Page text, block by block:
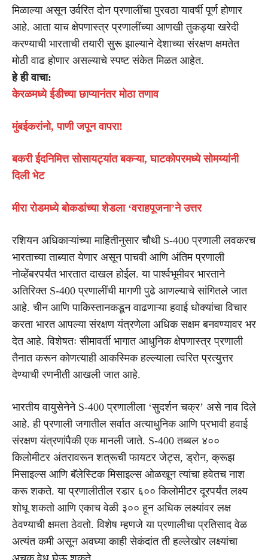
मिळाल्या असून उर्वरित दोन प्रणालींचा पुरवठा यावर्षी पूर्ण होणार
आहे. आता याच क्षेपणास्त्र प्रणालींच्या आणखी तुकड्या खरेदी
करण्याची भारताची तयारी सुरू झाल्याने देशाच्या संरक्षण क्षमतेत
मोठी वाढ होणार असल्याचे स्पष्ट संकेत मिळत आहेत.
हे ही वाचा:
केरळमध्ये ईडीच्या छाप्यानंतर मोठा तणाव
मुंबईकरांनो, पाणी जपून वापरा!
बकरी ईदनिमित्त सोसायट्यांत बकऱ्या, घाटकोपरमध्ये सोमय्यांनी
दिली भेट
मीरा रोडमध्ये बोकडांच्या शेडला ‘वराहपूजना’ने उत्तर
रशियन अधिकाऱ्यांच्या माहितीनुसार चौथी S-400 प्रणाली लवकरच
भारताच्या ताब्यात येणार असून पाचवी आणि अंतिम प्रणाली
नोव्हेंबरपर्यंत भारतात दाखल होईल. या पार्श्वभूमीवर भारताने
अतिरिक्त S-400 प्रणालींची मागणी पुढे आणल्याचे सांगितले जात
आहे. चीन आणि पाकिस्तानकडून वाढणाऱ्या हवाई धोक्यांचा विचार
करता भारत आपल्या संरक्षण यंत्रणेला अधिक सक्षम बनवण्यावर भर
देत आहे. विशेषतः सीमावर्ती भागात आधुनिक क्षेपणास्त्र प्रणाली
तैनात करून कोणत्याही आकस्मिक हल्ल्याला त्वरित प्रत्युत्तर
देण्याची रणनीती आखली जात आहे.
भारतीय वायुसेनेने S-400 प्रणालीला ‘सुदर्शन चक्र’ असे नाव दिले
आहे. ही प्रणाली जगातील सर्वात अत्याधुनिक आणि प्रभावी हवाई
संरक्षण यंत्रणांपैकी एक मानली जाते. S-400 तब्बल ४००
किलोमीटर अंतरावरून शत्रूची फायटर जेट्स, ड्रोन, क्रूझ
मिसाइल्स आणि बॅलेस्टिक मिसाइल्स ओळखून त्यांचा हवेतच नाश
करू शकते. या प्रणालीतील रडार ६०० किलोमीटर दूरपर्यंत लक्ष्य
शोधू शकतो आणि एकाच वेळी ३०० हून अधिक लक्ष्यांवर लक्ष
ठेवण्याची क्षमता ठेवतो. विशेष म्हणजे या प्रणालीचा प्रतिसाद वेळ
अत्यंत कमी असून अवघ्या काही सेकंदांत ती हल्लेखोर लक्ष्यांचा